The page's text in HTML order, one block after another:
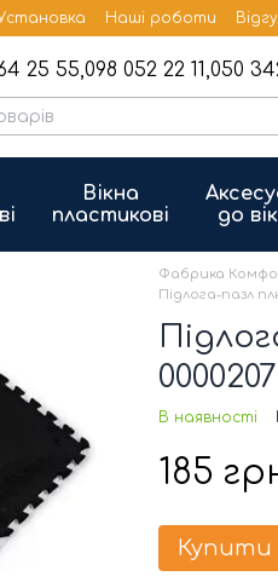
Наші роботи
25 55,098 052 22 11,050
Вікна
пластикові
до
Фабрика
Підлога-пазл
В наявності
185
Купити